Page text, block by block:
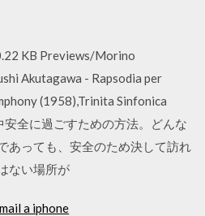
KB Previews/Morino
Akutagawa - Rapsodia per
(1958),Trinita Sinfonica
安全に過ごすための方法。どんな
あっても、安全のため決して訪れ
ない場所が
a iphone